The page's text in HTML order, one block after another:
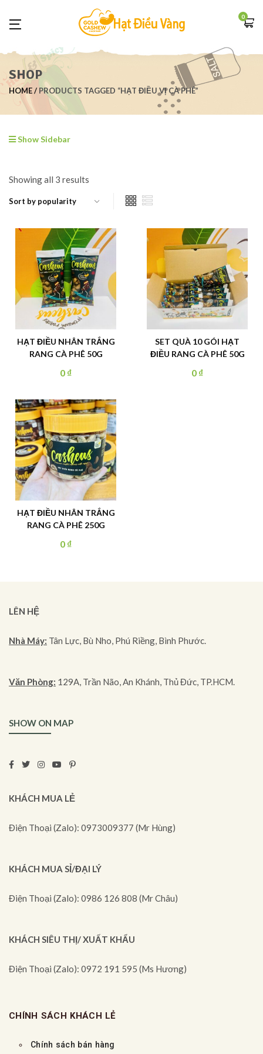
0
SHOP
HOME PRODUCTS TAGGED “HẠT ĐIỀU VỊ CÀ PHÊ”
Show Sidebar
Showing all 3 results
HẠT ĐIỀU NHÂN TRẮNG
RANG CÀ PHÊ 50G
0 ₫
SET QUÀ 10 GÓI HẠT
ĐIỀU RANG CÀ PHÊ 50G
0 ₫
HẠT ĐIỀU NHÂN TRẮNG
RANG CÀ PHÊ 250G
0 ₫
LÊN HỆ
Nhà Máy: Tân Lực, Bù Nho, Phú Riềng, Bình Phước.
Văn Phòng: 129A, Trần Não, An Khánh, Thủ Đức, TP.HCM.
SHOW ON MAP
KHÁCH MUA LẺ
Điện Thoại (Zalo): 0973009377 (Mr Hùng)
KHÁCH MUA SỈ/ĐẠI LÝ
Điện Thoại (Zalo): 0986 126 808 (Mr Châu)
KHÁCH SIÊU THỊ/ XUẤT KHẨU
Điện Thoại (Zalo): 0972 191 595 (Ms Hương)
CHÍNH SÁCH KHÁCH LẺ
Chính sách bán hàng